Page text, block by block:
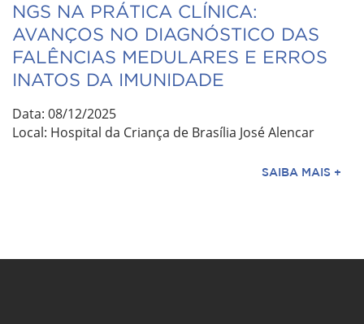
NGS NA PRÁTICA CLÍNICA:
AVANÇOS NO DIAGNÓSTICO DAS
FALÊNCIAS MEDULARES E ERROS
INATOS DA IMUNIDADE
Data: 08/12/2025
Local: Hospital da Criança de Brasília José Alencar
SAIBA MAIS +